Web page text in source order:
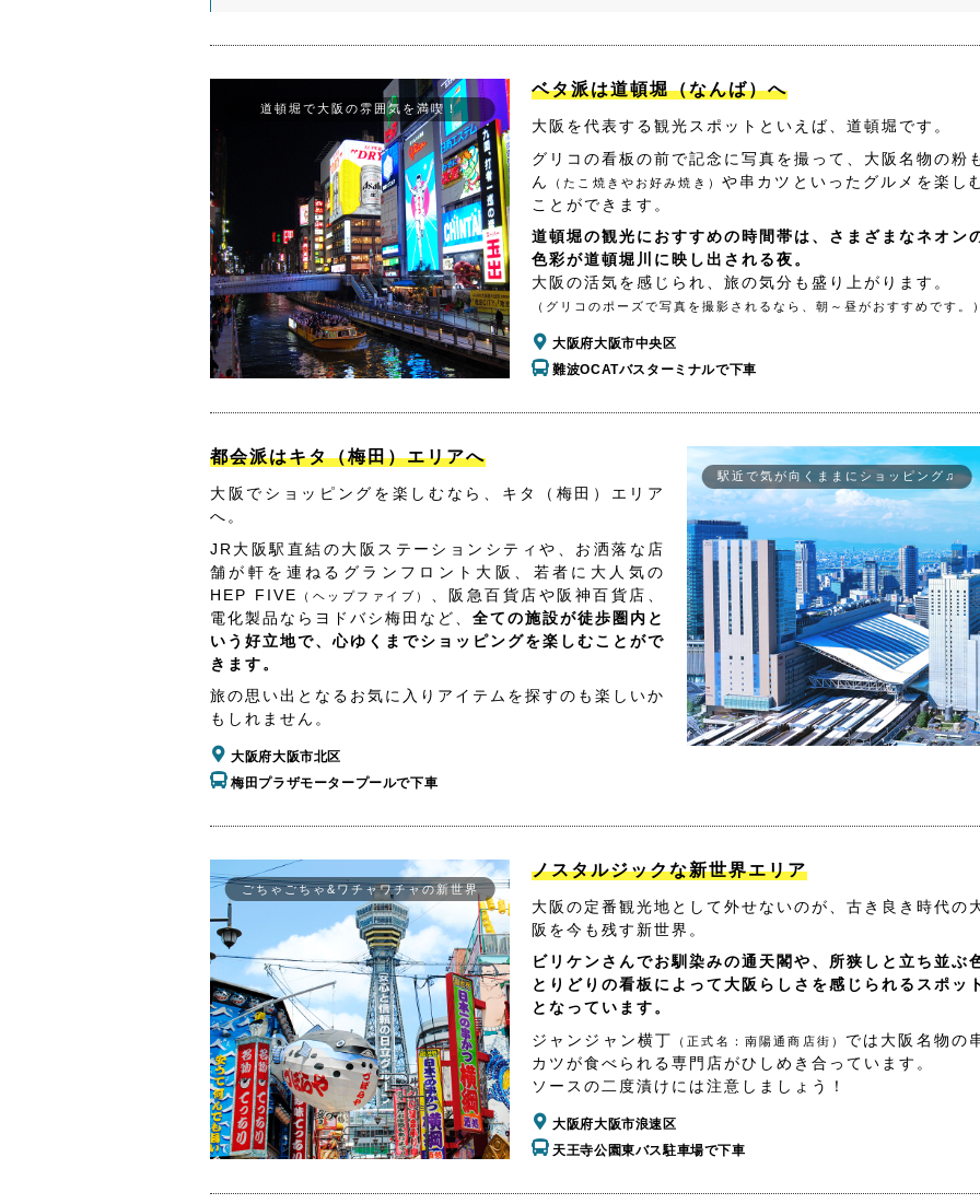
道頓堀で大阪の雰囲気を満喫！
ベタ派は道頓堀（なんば）へ
大阪を代表する観光スポットといえば、道頓堀です。
グリコの看板の前で記念に写真を撮って、大阪名物の粉
ん
（たこ焼きやお好み焼き） や串カツといったグルメを楽し
ことができます。
道頓堀の観光におすすめの時間帯は、さまざまなネオン
色彩が道頓堀川に映し出される夜。
大阪の活気を感じられ、旅の気分も盛り上がります。
（グリコのポーズで写真を撮影されるなら、朝～昼がおすすめです。
大阪府大阪市中央区
難波OCATバスターミナルで下車
都会派はキタ（梅田）エリアへ
大阪でショッピングを楽しむなら、キタ（梅田）エリア
へ。
JR大阪駅直結の大阪ステーションシティや、お洒落な店
舗が軒を連ねるグランフロント大阪、若者に大人気の
HEP FIVE
（ヘップファイブ）
、阪急百貨店や阪神百貨店、
電化製品ならヨドバシ梅田など、 全ての施設が徒歩圏内と
いう好立地で、心ゆくまでショッピングを楽しむことがで
きます。
旅の思い出となるお気に入りアイテムを探すのも楽しいか
もしれません。
大阪府大阪市北区
梅田プラザモータープールで下車
駅近で気が向くままにショッピング♫
ごちゃごちゃ&ワチャワチャの新世界
ノスタルジックな新世界エリア
大阪の定番観光地として外せないのが、古き良き時代の
阪を今も残す新世界。
ビリケンさんでお馴染みの通天閣や、所狭しと立ち並ぶ
とりどりの看板によって大阪らしさを感じられるスポッ
となっています。
ジャンジャン横丁
（正式名：南陽通商店街） では大阪名物の
カツが食べられる専門店がひしめき合っています。
ソースの二度漬けには注意しましょう！
大阪府大阪市浪速区
天王寺公園東バス駐車場で下車